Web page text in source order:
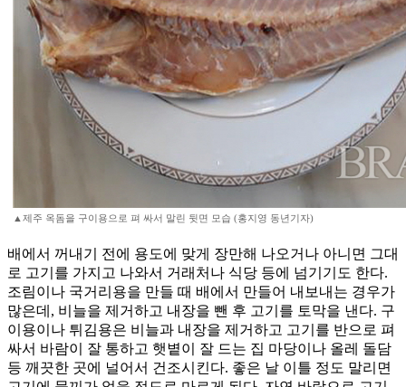
▲제주 옥돔을 구이용으로 펴 싸서 말린 뒷면 모습 (홍지영 동년기자)
배에서 꺼내기 전에 용도에 맞게 장만해 나오거나 아니면 그대
로 고기를 가지고 나와서 거래처나 식당 등에 넘기기도 한다.
조림이나 국거리용을 만들 때 배에서 만들어 내보내는 경우가
많은데, 비늘을 제거하고 내장을 뺀 후 고기를 토막을 낸다. 구
이용이나 튀김용은 비늘과 내장을 제거하고 고기를 반으로 펴
싸서 바람이 잘 통하고 햇볕이 잘 드는 집 마당이나 올레 돌담
등 깨끗한 곳에 널어서 건조시킨다. 좋은 날 이틀 정도 말리면